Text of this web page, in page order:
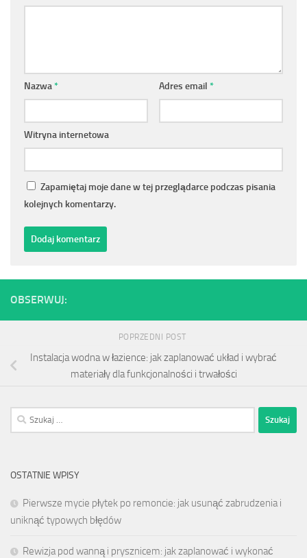
Nazwa* Adres email *
Witryna internetowa
Zapamiętaj moje dane w tej przeglądarce podczas pisania
kolejnych komentarzy.
OBSERWUJ:
POPRZEDNI POST
Instalacja wodna w łazience: jak zaplanować układ i wybrać
materiały dla funkcjonalności i trwałości
Szukaj:
OSTATNIE WPISY
Pierwsze mycie płytek po remoncie: jak usunąć zabrudzenia i
uniknąć typowych błędów
Rewizja pod wanną i prysznicem: jak zaplanować i wykonać